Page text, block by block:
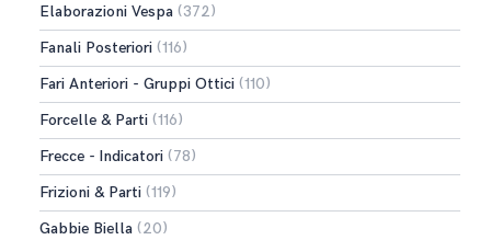
Elaborazioni Vespa (372)
Fanali Posteriori (116)
Fari Anteriori - Gruppi Ottici (110)
Forcelle & Parti (116)
Frecce - Indicatori (78)
Frizioni & Parti (119)
Gabbie Biella (20)